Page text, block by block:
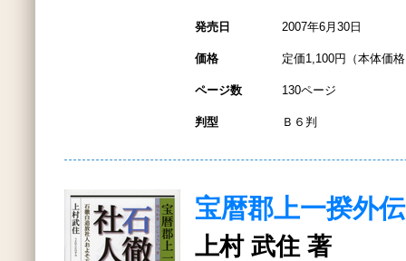
発売日 2007年6月30日
価格 定価1,100円（本体価
ページ数 130ページ
判型 Ｂ６判
宝暦郡上一揆外
上村 武住 著